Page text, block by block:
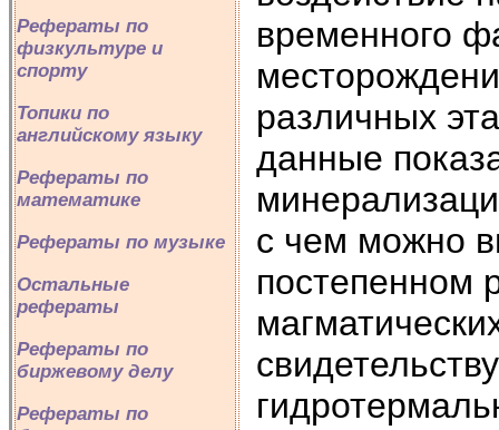
Рефераты по
физкультуре и
спорту
Топики по
английскому языку
Рефераты по
математике
Рефераты по музыке
Остальные
рефераты
Рефераты по
биржевому делу
Рефераты по
временного
различных
данные
с чем можно
постепенном